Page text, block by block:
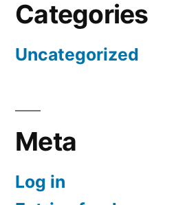
Categories
Uncategorized
Meta
Log in